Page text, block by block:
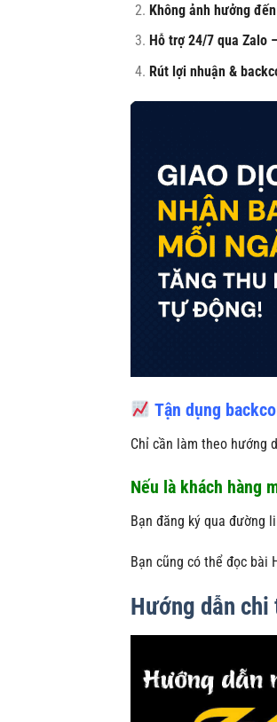
Không ảnh hưởng
Hỗ trợ 24/7 qua Zalo
Rút lợi nhuận &
Tận dụng
Chỉ cần làm theo hướng
Nếu là khách hàng
Bạn đăng ký qua đường
Bạn cũng có thể đọc bài
Hướng dẫn